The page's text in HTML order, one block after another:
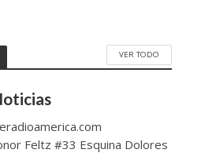
VER TODO
Feltz #33 Esquina Dolores